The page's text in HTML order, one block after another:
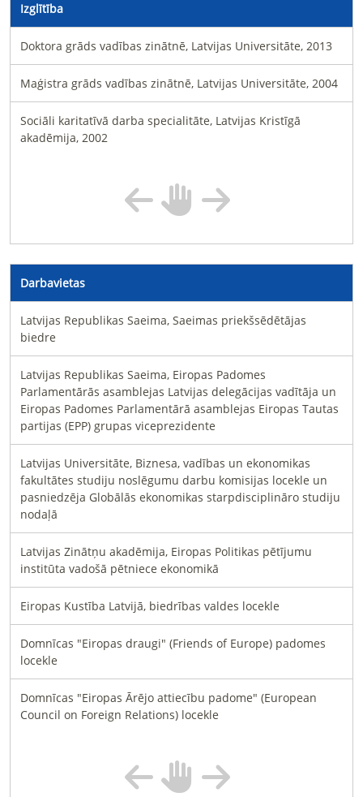
Izglītība
Doktora grāds vadības zinātnē, Latvijas Universitāte, 2013
Maģistra grāds vadības zinātnē, Latvijas Universitāte, 2004
Sociāli karitatīvā darba specialitāte, Latvijas Kristīgā
akadēmija, 2002
Darbavietas
Latvijas Republikas Saeima, Saeimas priekšsēdētājas
biedre
Latvijas Republikas Saeima, Eiropas Padomes
Parlamentārās asamblejas Latvijas delegācijas vadītāja un
Eiropas Padomes Parlamentārā asamblejas Eiropas Tautas
partijas (EPP) grupas viceprezidente
Latvijas Universitāte, Biznesa, vadības un ekonomikas
fakultātes studiju noslēgumu darbu komisijas locekle un
pasniedzēja Globālās ekonomikas starpdisciplināro studiju
nodaļā
Latvijas Zinātņu akadēmija, Eiropas Politikas pētījumu
institūta vadošā pētniece ekonomikā
Eiropas Kustība Latvijā, biedrības valdes locekle
Domnīcas "Eiropas draugi" (Friends of Europe) padomes
locekle
Domnīcas "Eiropas Ārējo attiecību padome" (European
Council on Foreign Relations) locekle